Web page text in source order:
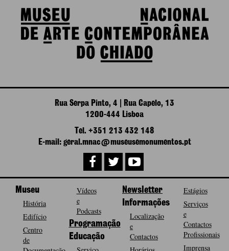
Rua Serpa Pinto, 4 | Rua Capelo, 13
1200-444 Lisboa
Tel. +351 213 432 148
E-mail: geral.mnac@museusemonumentos.pt
Museu
História
Edifício
Centro
de
Vídeos
e
Podcasts
Programação
Educação
Newsletter
Informações
Localização
e
Contactos
Estágios
Serviços
e
Contactos
Profissionais
Imprensa